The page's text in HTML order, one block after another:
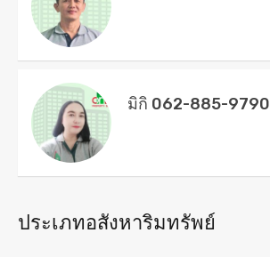
มิกิ 062-885-9790
ประเภทอสังหาริมทรัพย์